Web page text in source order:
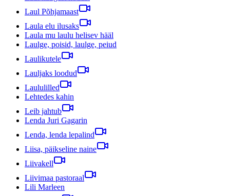
Laul Põhjamaast
Laula elu ilusaks
Laula mu laulu helisev hääl
Laulge, poisid, laulge, peiud
Laulikutele
Lauljaks loodud
Laululilled
Lehtedes kahin
Leib jahtub
Lenda Juri Gagarin
Lenda, lenda lepalind
Liisa, päikseline naine
Liivakell
Liivimaa pastoraal
Lili Marleen